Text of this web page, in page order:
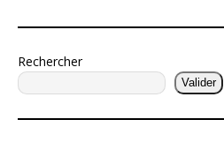
Rechercher
Valider